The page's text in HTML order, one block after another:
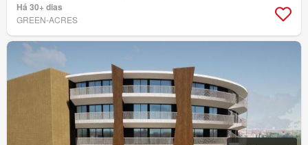
Há 30+ dias
GREEN-ACRES